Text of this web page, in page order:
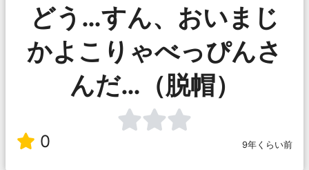
どう…すん、おいまじ
かよこりゃべっぴんさ
んだ…（脱帽）
0 9年くらい前